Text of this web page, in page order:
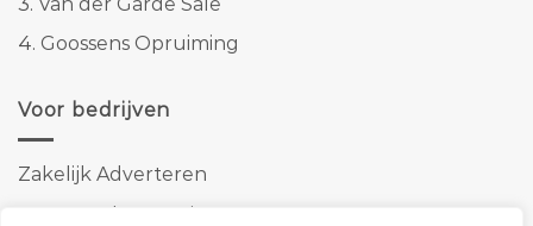
4. Goossens Opruiming
Voor bedrijven
Zakelijk Adverteren
Banner advertenties